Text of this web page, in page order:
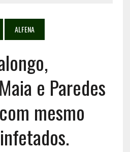
ALFENA
e Paredes
mesmo